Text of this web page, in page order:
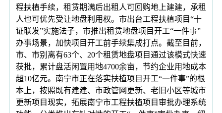
程扶植手续，租赁期满后出租人可回购地上建建，承租
人也可优先受让地盘利用权。市出台工程扶植项目“十
证联发”实施法子，市推出租赁地盘项目开工“一件事”
办事场景，加快项目开工前手续集成打点。截至目前，
市、市别离有63个、20个租赁地盘项目通过该模式快速
获批，累计盘活闲置用地4700余亩，节约企业用地成本
超10亿元。南宁市正在落实扶植项目开工“一件事”的根
本上，按照既有建建、市政管网更新、老旧小区等城市
更新项目现实，拓展南宁市工程扶植项目审批办理系统